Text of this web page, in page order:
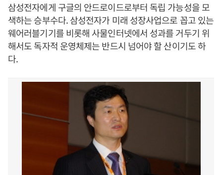
삼성전자에게 구글의 안드로이드로부터 독립 가능성을 모
색하는 승부수다. 삼성전자가 미래 성장사업으로 꼽고 있는
웨어러블기기를 비롯해 사물인터넷에서 성과를 거두기 위
해서도 독자적 운영체제는 반드시 넘어야 할 산이기도 하
다.